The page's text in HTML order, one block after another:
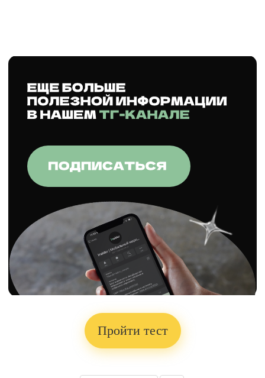
Пройти тест